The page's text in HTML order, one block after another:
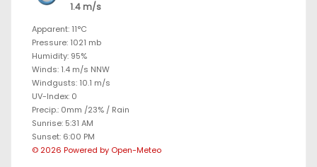
1.4 m/s
Apparent: 11°C
Pressure: 1021 mb
Humidity: 95%
Winds: 1.4 m/s NNW
Windgusts: 10.1 m/s
UV-Index: 0
Precip.: 0mm /23% / Rain
Sunrise: 5:31 AM
Sunset: 6:00 PM
© 2026 Powered by Open-Meteo